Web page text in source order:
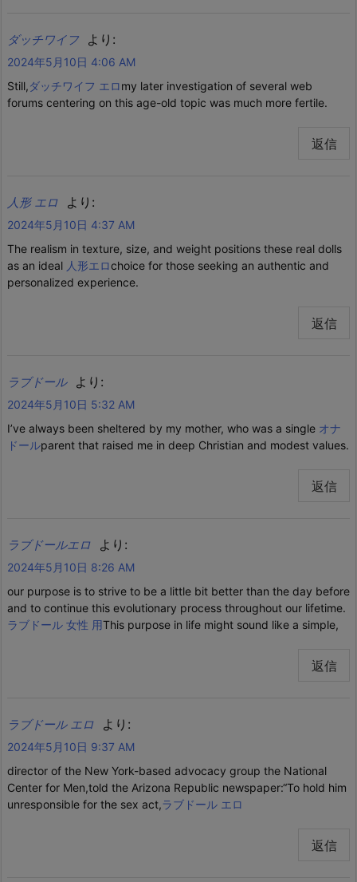
ダッチワイフ より:
2024年5月10日 4:06 AM
Still,ダッチワイフ エロmy later investigation of several web
forums centering on this age-old topic was much more fertile.
返信
人形 エロ より:
2024年5月10日 4:37 AM
The realism in texture, size, and weight positions these real dolls
as an ideal 人形エロchoice for those seeking an authentic and
personalized experience.
返信
ラブドール より:
2024年5月10日 5:32 AM
I’ve always been sheltered by my mother, who was a single オナ
ドールparent that raised me in deep Christian and modest values.
返信
ラブドールエロ より:
2024年5月10日 8:26 AM
our purpose is to strive to be a little bit better than the day before
and to continue this evolutionary process throughout our lifetime.
ラブドール 女性 用This purpose in life might sound like a simple,
返信
ラブドール エロ より:
2024年5月10日 9:37 AM
director of the New York-based advocacy group the National
Center for Men,told the Arizona Republic newspaper:“To hold him
unresponsible for the sex act,ラブドール エロ
返信